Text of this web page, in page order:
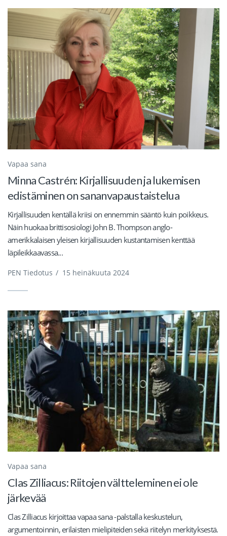
Vapaa sana
Minna Castrén: Kirjallisuuden ja lukemisen
edistäminen on sananvapaustaistelua
Kirjallisuuden kentällä kriisi on ennemmin sääntö kuin poikkeus.
Näin huokaa brittisosiologi John B. Thompson anglo-
amerikkalaisen yleisen kirjallisuuden kustantamisen kenttää
läpileikkaavassa...
PEN Tiedotus / 15 heinäkuuta 2024
Vapaa sana
Clas Zilliacus: Riitojen vältteleminen ei ole
järkevää
Clas Zilliacus kirjoittaa vapaa sana -palstalla keskustelun,
argumentoinnin, erilaisten mielipiteiden sekä riitelyn merkityksestä.